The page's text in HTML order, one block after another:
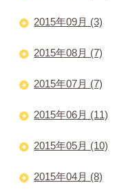
2015年09月 (3)
2015年08月 (7)
2015年07月 (7)
2015年06月 (11)
2015年05月 (10)
2015年04月 (8)